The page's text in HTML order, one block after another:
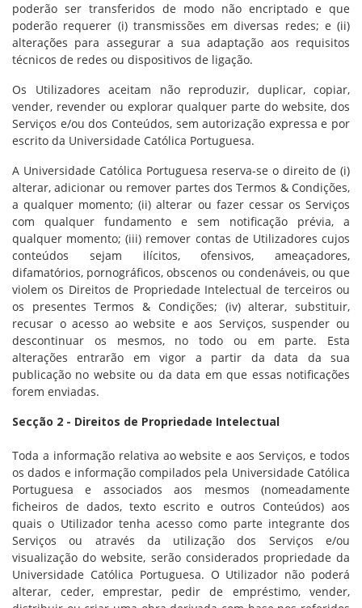
poderão ser transferidos de modo não encriptado e que
poderão requerer (i) transmissões em diversas redes; e (ii)
alterações para assegurar a sua adaptação aos requisitos
técnicos de redes ou dispositivos de ligação.
Os Utilizadores aceitam não reproduzir, duplicar, copiar,
vender, revender ou explorar qualquer parte do website, dos
Serviços e/ou dos Conteúdos, sem autorização expressa e por
escrito da Universidade Católica Portuguesa.
A Universidade Católica Portuguesa reserva-se o direito de (i)
alterar, adicionar ou remover partes dos Termos & Condições,
a qualquer momento; (ii) alterar ou fazer cessar os Serviços
com qualquer fundamento e sem notificação prévia, a
qualquer momento; (iii) remover contas de Utilizadores cujos
conteúdos sejam ilícitos, ofensivos, ameaçadores,
difamatórios, pornográficos, obscenos ou condenáveis, ou que
violem os Direitos de Propriedade Intelectual de terceiros ou
os presentes Termos & Condições; (iv) alterar, substituir,
recusar o acesso ao website e aos Serviços, suspender ou
descontinuar os mesmos, no todo ou em parte. Esta
alterações entrarão em vigor a partir da data da sua
publicação no website ou da data em que essas notificações
forem enviadas.
Secção 2 - Direitos de Propriedade Intelectual
Toda a informação relativa ao website e aos Serviços, e todos
os dados e informação compilados pela Universidade Católica
Portuguesa e associados aos mesmos (nomeadamente
ficheiros de dados, texto escrito e outros Conteúdos) aos
quais o Utilizador tenha acesso como parte integrante dos
Serviços ou através da utilização dos Serviços e/ou
visualização do website, serão considerados propriedade da
Universidade Católica Portuguesa. O Utilizador não poderá
alterar, ceder, emprestar, pedir de empréstimo, vender,